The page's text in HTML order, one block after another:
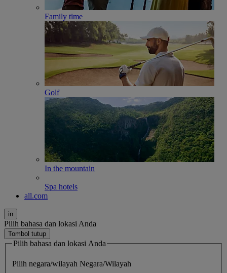
Family time
Golf
In the mountain
Spa hotels
all.com
in
Pilih bahasa dan lokasi Anda
Tombol tutup
Pilih bahasa dan lokasi Anda
Pilih negara/wilayah Negara/Wilayah